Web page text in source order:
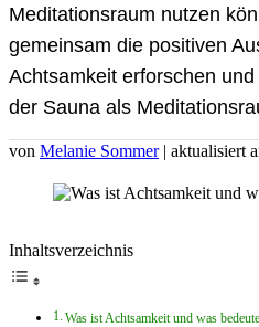
Meditationsraum nutzen
gemeinsam die positiven
Achtsamkeit erforschen
der Sauna als
von Melanie Sommer | aktualisiert
Inhaltsverzeichnis
Was ist Achtsamkeit und was